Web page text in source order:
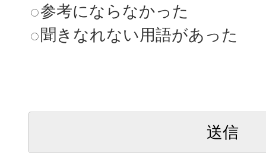
参考にならなかった
聞きなれない用語があった